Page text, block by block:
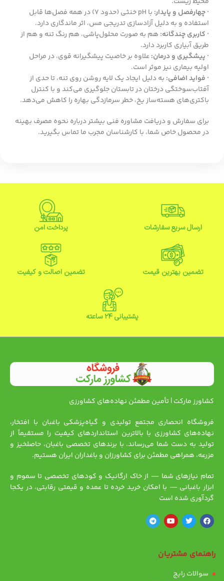
· چهارفصل و پایدار:
با pH خنثی (حدود ۷) در همه فصل‌ها قابل
استفاده و به دلیل آزادسازی تدریجی مس، اثر ماندگاری دارد.
· کاربری چندگانه: هم به صورت محلول‌پاشی، هم رنگ تنه و هم از
طریق آبیاری کاربرد دارد.
· پیشگیری و درمان:علاوه بر خاصیت پیشگیرانه قوی، در مراحل
اولیه بیماری نیز موثر است.
· فواید اضافی: به دلیل ایجاد یک لایه روشن روی تنه، تا حدی از
آفتاب‌سوختگی درختان در تابستان جلوگیری می‌کند و با کنترل
باکتری‌های هسته‌ساز یخ، خطر سرمازدگی بهاره را کاهش می‌دهد.
برای سفارش و دریافت مشاوره فنی بیشتر درباره نحوه مصرف بهینه
در محصول خاص شما، با کارشناسان مجرب ما تماس بگیرید.
ارسال سریع سفارشات پرداخت امن
تضمین بهترین قیمت تضمین اصالت و کیفیت
پشتیبانی ۲۴ ساعته
کشاورز مارکت | تأمین مطمئن نهاده‌های کشاورزی
فروشگاه انحصاری مجتمع تولیدی و گیاه‌پزشکی باغبان با افتخار،
نهاده‌های کشاورزی با بالاترین استانداردهای کیفیت را مستقیماً از
تولید به دست شما می‌رساند. با برندهای تخصصی باغبان، حاصلخیز و
مزرعه، همراهی مطمئن برای کشاورزان و باغداران ایران هستیم.
تمام نیازهای شما — از خاک ارگانیک و کودهای تخصصی تا سموم و
ابزار باغبانی — با امکان خرید خرده تا عمده و قیمتی رقابتی، در یکجا
گردآوری شده است
راهنمای مشتریان
سوالات رایج